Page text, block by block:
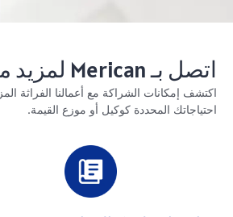
اتصل بـ Merican لمزيد من الموارد
اكتشف إمكانات الشراكة مع أعمالنا الفراثة
احتياجاتك المحددة كوكيل أو موزع القيمة.